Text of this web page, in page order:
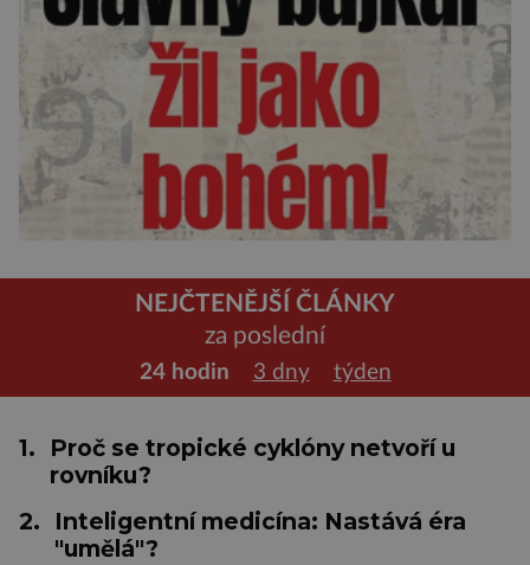
NEJČTENĚJŠÍ ČLÁNKY
za poslední
24 hodin 3 dny týden
1.
Proč se tropické cyklóny netvoří u
rovníku?
2.
Inteligentní medicína: Nastává éra
"umělá"?